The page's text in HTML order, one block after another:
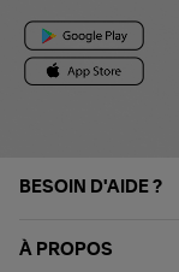
BESOIN D'AIDE ?
À PROPOS